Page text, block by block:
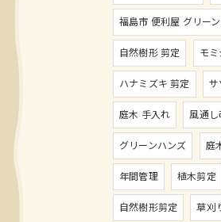
福島市 便利屋 グリー
自然樹形 剪定
モ
ハナミズキ 剪定
庭木 手入れ
風通し
グリーンハンズ
庭
年間管理
植木剪定
自然樹形剪定
草刈